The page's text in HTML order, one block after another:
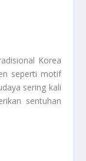
Korea
seperti motif
sering kali
sentuhan